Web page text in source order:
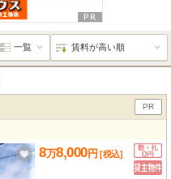
PR
8万8,000円 [税込]